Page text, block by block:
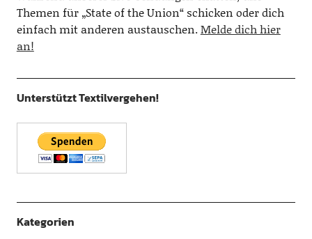
Themen für „State of the Union“ schicken oder dich
einfach mit anderen austauschen.Melde dich hier
an!
Unterstützt Textilvergehen!
Kategorien